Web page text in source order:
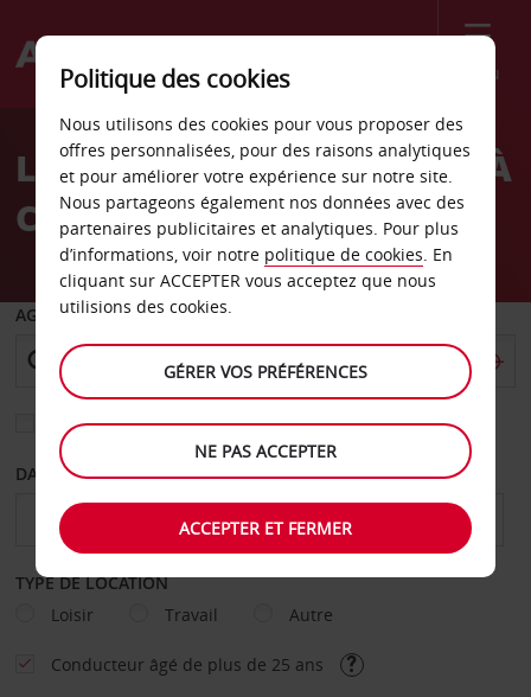
Menu
Welcome
AvisLA LOCATION DE VOITURE À
CLERMONT-FERRAND
AGENCE DE DÉPART
Sélectionnez une autre agence de retour
DATE DE DÉPART DATE DE RETOUR
TYPE DE LOCATION
Loisir
Travail Autre
Conducteur âgé de plus de 25 ans
Politique des cookies
Nous utilisons des cookies pour vous proposer des
offres personnalisées, pour des raisons analytiques
et pour améliorer votre expérience sur notre site.
Nous partageons également nos données avec des
partenaires publicitaires et analytiques. Pour plus
d’informations, voir notre politique de cookies. En
cliquant sur ACCEPTER vous acceptez que nous
utilisions des cookies.
GÉRER VOS PRÉFÉRENCES
NE PAS ACCEPTER
ACCEPTER ET FERMER